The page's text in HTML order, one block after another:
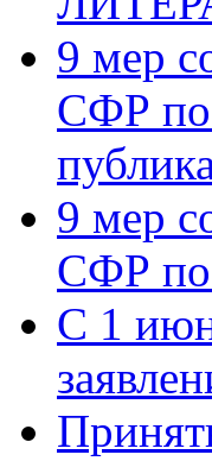
9 мер
СФР по
9 мер
СФР по
С 1